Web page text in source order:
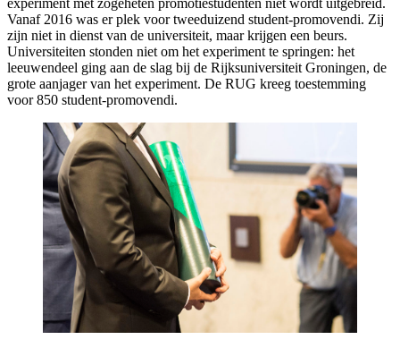
Vanaf 2016 was er plek voor tweeduizend student-promovendi. Zij
zijn niet in dienst van de universiteit, maar krijgen een beurs.
Universiteiten stonden niet om het experiment te springen: het
leeuwendeel ging aan de slag bij de Rijksuniversiteit Groningen, de
grote aanjager van het experiment. De RUG kreeg toestemming
voor 850 student-promovendi.